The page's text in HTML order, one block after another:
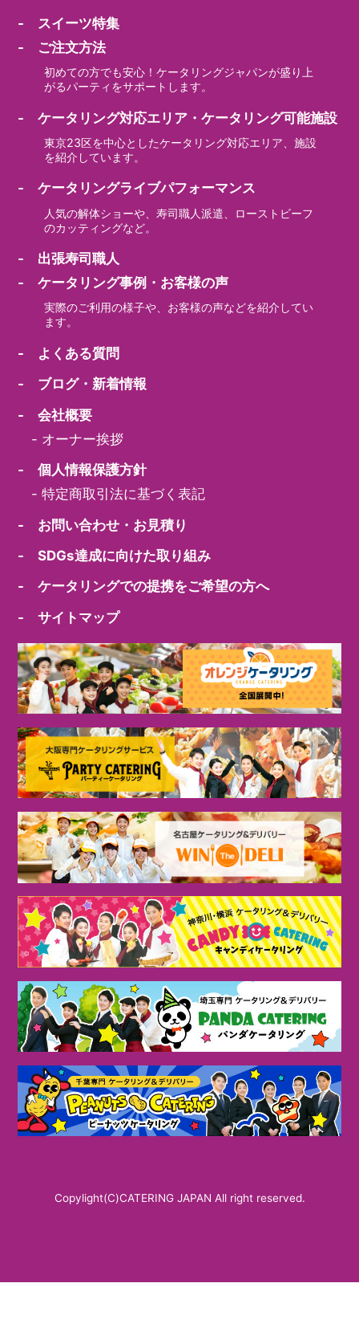
- スイーツ特集
- ご注文方法
初めての方でも安心！ケータリングジャパンが盛り上
がるパーティをサポートします。
- ケータリング対応エリア・ケータリング可能施設
東京23区を中心としたケータリング対応エリア、施設
を紹介しています。
- ケータリングライブパフォーマンス
人気の解体ショーや、寿司職人派遣、ローストビーフ
のカッティングなど。
- 出張寿司職人
- ケータリング事例・お客様の声
実際のご利用の様子や、お客様の声などを紹介してい
ます。
- よくある質問
- ブログ・新着情報
- 会社概要
- オーナー挨拶
- 個人情報保護方針
-特定商取引法に基づく表記
- お問い合わせ・お見積り
- SDGs達成に向けた取り組み
- ケータリングでの提携をご希望の方へ
- サイトマップ
Copylight(C)CATERING JAPAN All right reserved.